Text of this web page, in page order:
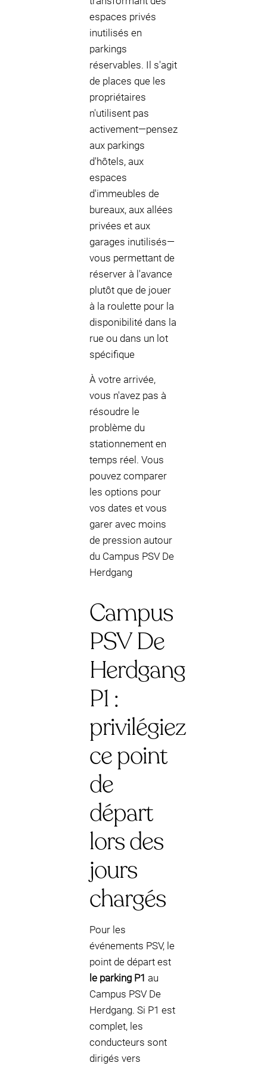
espaces privés
inutilisés en
parkings
réservables. Il s'agit
de places que les
propriétaires
n'utilisent pas
activement—pensez
aux parkings
d'hôtels, aux
espaces
d'immeubles de
bureaux, aux allées
privées et aux
garages inutilisés—
vous permettant de
réserver à l'avance
plutôt que de jouer
à la roulette pour la
disponibilité dans la
rue ou dans un lot
spécifique
À votre arrivée,
vous n'avez pas à
résoudre le
problème du
stationnement en
temps réel. Vous
pouvez comparer
les options pour
vos dates et vous
garer avec moins
de pression autour
du Campus PSV De
Herdgang
Campus
PSV De
Herdgang
P1 :
privilégiez
ce point
de
départ
lors des
jours
chargés
Pour les
événements PSV, le
point de départ est
le parking P1 au
Campus PSV De
Herdgang. Si P1 est
complet, les
conducteurs sont
dirigés vers